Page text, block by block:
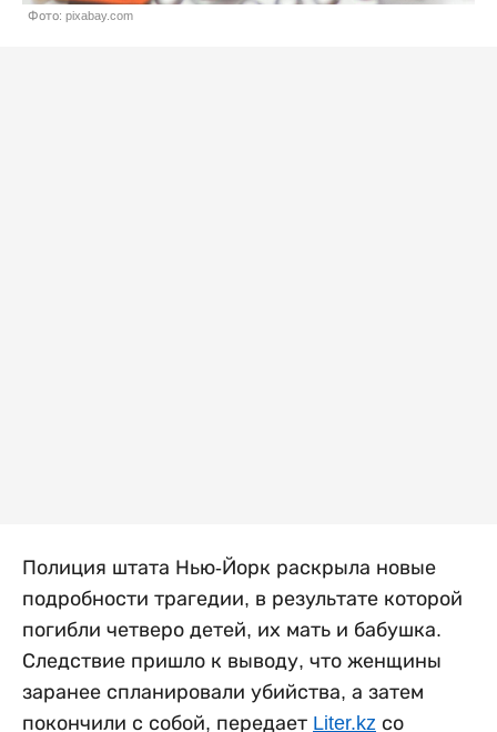
Фото: pixabay.com
Полиция штата Нью-Йорк раскрыла новые
подробности трагедии, в результате которой
погибли четверо детей, их мать и бабушка.
Следствие пришло к выводу, что женщины
заранее спланировали убийства, а затем
покончили с собой, передает Liter.kz со